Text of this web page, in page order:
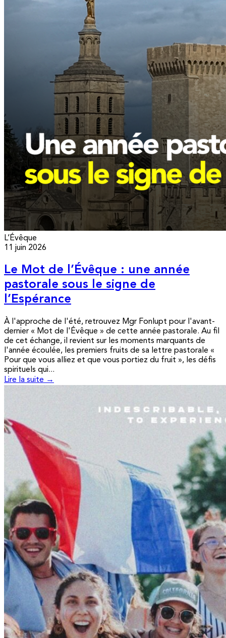
L’Évêque
11 juin 2026
Le Mot de l’Évêque : une année
pastorale sous le signe de
l’Espérance
À l'approche de l'été, retrouvez Mgr Fonlupt pour l'avant-
dernier « Mot de l'Évêque » de cette année pastorale. Au fil
de cet échange, il revient sur les moments marquants de
l'année écoulée, les premiers fruits de sa lettre pastorale «
Pour que vous alliez et que vous portiez du fruit », les défis
spirituels qui...
Lire la suite →